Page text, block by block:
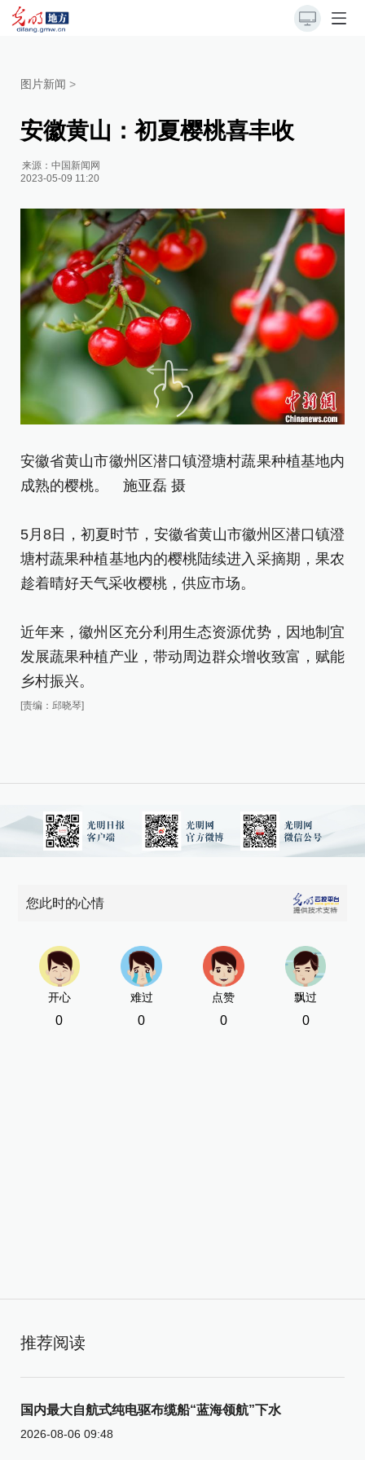
图片新闻 >
安徽黄山：初夏樱桃喜丰收
来源：中国新闻网
2023-05-09 11:20
安徽省黄山市徽州区潜口镇澄塘村蔬果种植基地内
成熟的樱桃。 施亚磊 摄
5月8日，初夏时节，安徽省黄山市徽州区潜口镇澄
塘村蔬果种植基地内的樱桃陆续进入采摘期，果农
趁着晴好天气采收樱桃，供应市场。
近年来，徽州区充分利用生态资源优势，因地制宜
发展蔬果种植产业，带动周边群众增收致富，赋能
乡村振兴。
[责编：邱晓琴]
您此时的心情
开心
0
难过
0
点赞
0
飘过
0
推荐阅读
国内最大自航式纯电驱布缆船“蓝海领航”下水
2026-08-06 09:48